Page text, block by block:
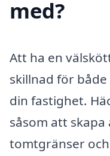
med?
Att ha en
skillnad för
din fastighet.
såsom att
tomtgränser